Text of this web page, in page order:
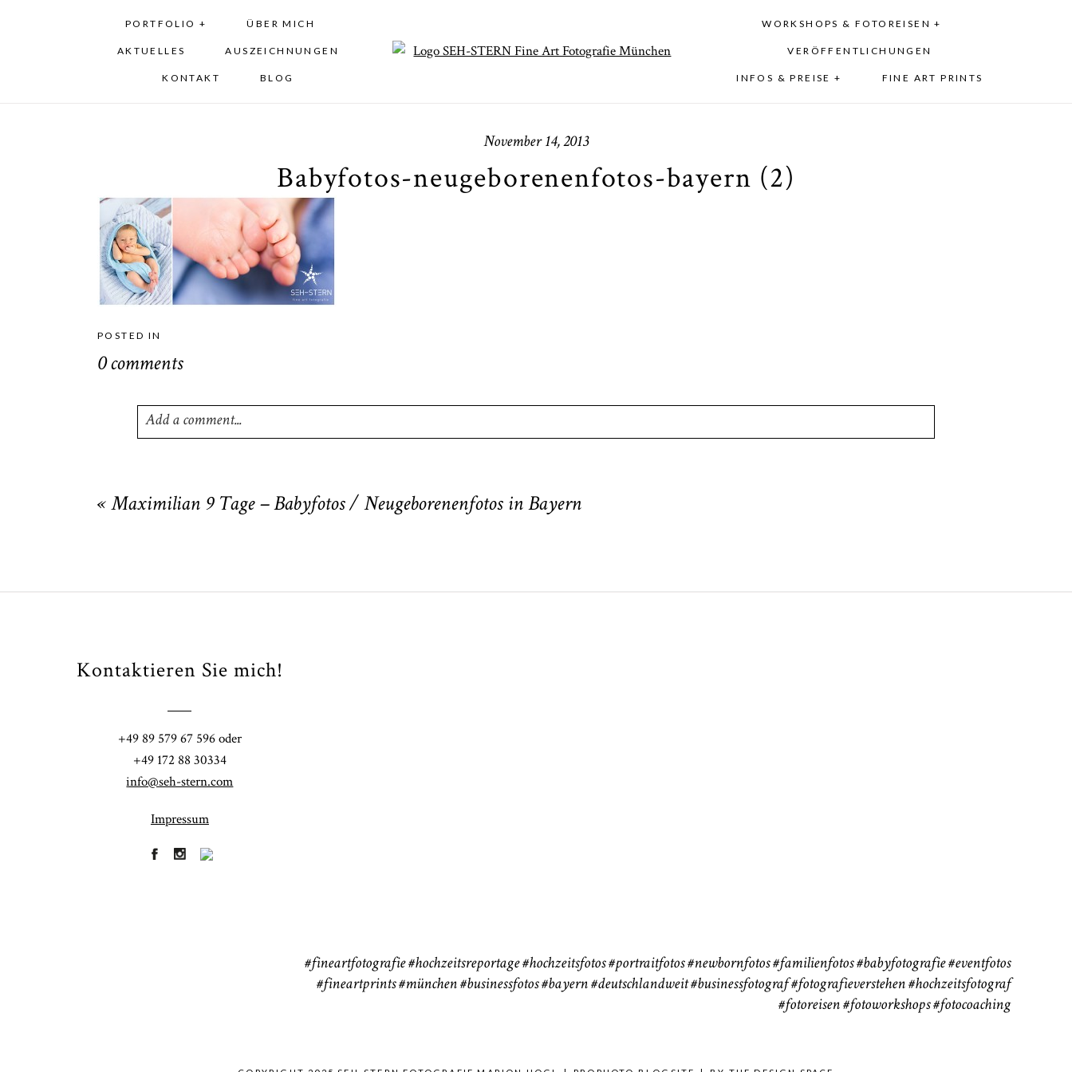
PORTFOLIO + ÜBER MICH
AKTUELLES AUSZEICHNUNGEN
KONTAKT BLOG
WORKSHOPS & FOTOREISEN +
VERÖFFENTLICHUNGEN
INFOS & PREISE + FINE ART PRINTS
November 14, 2013
Babyfotos-neugeborenenfotos-bayern (2)
POSTED IN
0 comments
Add a comment...
« Maximilian 9 Tage – Babyfotos / Neugeborenenfotos in Bayern
Kontaktieren Sie mich!
+49 89 579 67 596 oder
+49 172 88 30334
info@seh-stern.com
Impressum
#fineartfotografie #hochzeitsreportage #hochzeitsfotos #portraitfotos #newbornfotos #familienfotos #babyfotografie #eventfotos
#fineartprints#münchen#businessfotos#bayern #deutschlandweit #businessfotograf#fotografieverstehen #hochzeitsfotograf
#fotoreisen #fotoworkshops #fotocoaching